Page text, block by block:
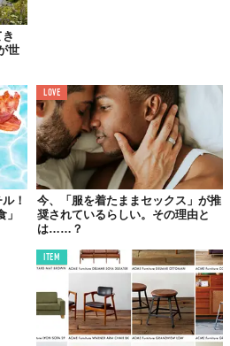
たサブスクで、自身のワードローブ
かかだろう？
世
！
LOVE
今、「服を着たままセックス」が推
奨されているらしい。その理由と
は……？
ITEM